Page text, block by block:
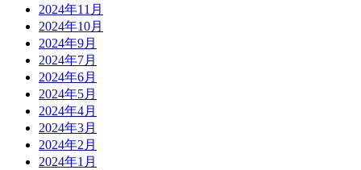
2024年11月
2024年10月
2024年9月
2024年7月
2024年6月
2024年5月
2024年4月
2024年3月
2024年2月
2024年1月